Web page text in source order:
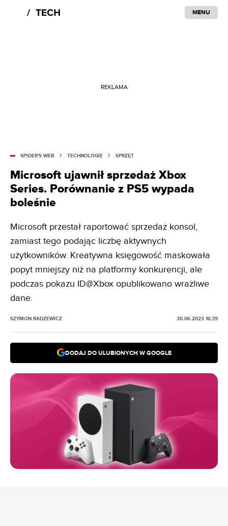
MENU
REKLAMA
SPIDER'S WEB TECHNOLOGIE SPRZĘT
Microsoft ujawnił sprzedaż Xbox
Series. Porównanie z PS5 wypada
boleśnie
Microsoft przestał raportować sprzedaż konsol,
zamiast tego podając liczbę aktywnych
użytkowników. Kreatywna księgowość maskowała
popyt mniejszy niż na platformy konkurencji, ale
podczas pokazu ID@Xbox opublikowano wrażliwe
dane.
SZYMON RADZEWICZ 30.06.2023 16:39
DODAJ DO ULUBIONYCH W GOOGLE